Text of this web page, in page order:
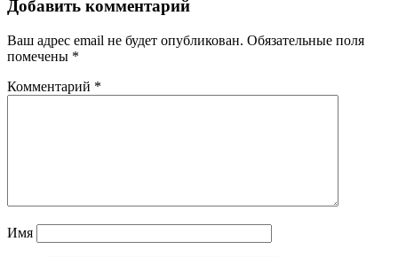
Добавить комментарий
Ваш адрес email не будет опубликован. Обязательные поля
помечены *
Комментарий *
Имя